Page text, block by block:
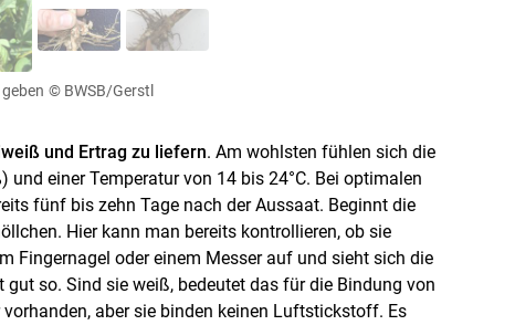
© BWSB/Gerstl
und Ertrag zu liefern. Am wohlsten fühlen sich die
einer Temperatur von 14 bis 24°C. Bei optimalen
fünf bis zehn Tage nach der Aussaat. Beginnt die
Hier kann man bereits kontrollieren, ob sie
oder einem Messer auf und sieht sich die
so. Sind sie weiß, bedeutet das für die Bindung von
aber sie binden keinen Luftstickstoff. Es